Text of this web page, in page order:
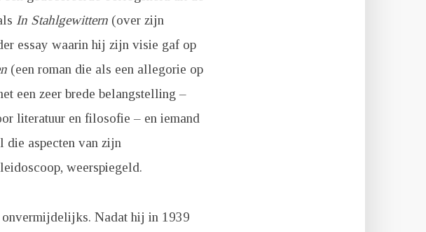
In Stahlgewittern (over zijn
essay waarin hij zijn visie gaf op
(een roman die als een allegorie op
een zeer brede belangstelling –
literatuur en filosofie – en iemand
die aspecten van zijn
weerspiegeld.
Nadat hij in 1939